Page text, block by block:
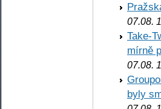
07.08.
Take-
mírně
07.08.
byly